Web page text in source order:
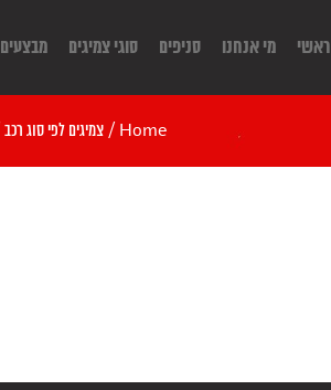
ראשי מי אנחנו סניפים סוגי צמיגים מבצעים
Home
/ צמיגים לפי סוג רכב